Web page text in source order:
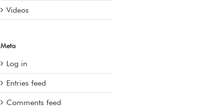
Videos
Meta
Log in
Entries feed
Comments feed